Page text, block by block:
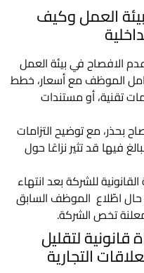
العمل وكيف
الافصاح في بيئة العمل
الموظف مع أسعار، خطط
تقنية، أو مستندات
بحذر، مع توضيح التزامات
فيها قد تثير نزاعًا حول
للشركة بعد انتهاء
حال اطّلاع الموظف السابق
تخص الشركة.
قانونية لتقليل
التجارية